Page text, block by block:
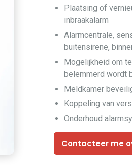
Plaatsing of
inbraakalarm
Alarmcentrale,
buitensirene,
Mogelijkheid om
belemmerd wordt
Meldkamer
Koppeling van
Onderhoud
Contacteer me